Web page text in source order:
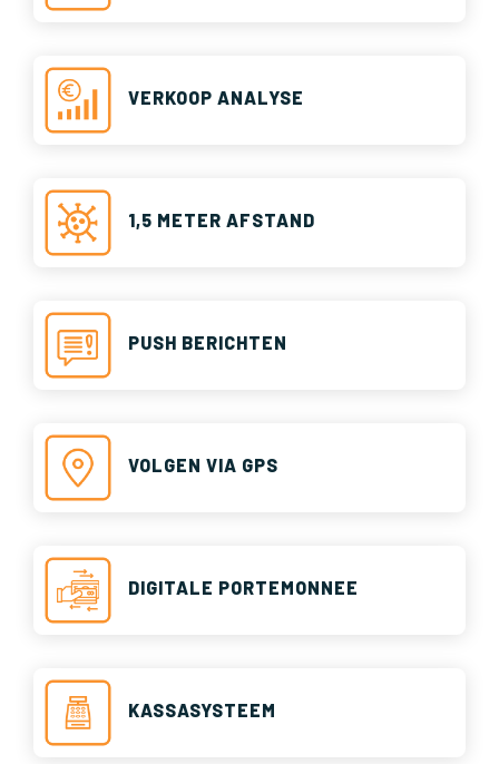
VERKOOP ANALYSE
1,5 METER AFSTAND
PUSH BERICHTEN
VOLGEN VIA GPS
DIGITALE PORTEMONNEE
KASSASYSTEEM